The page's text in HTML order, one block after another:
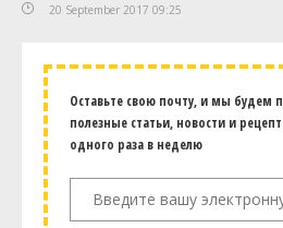
20 September 2017 09:25
Оставьте свою почту, и мы будем
полезные статьи, новости и
одного раза в неделю